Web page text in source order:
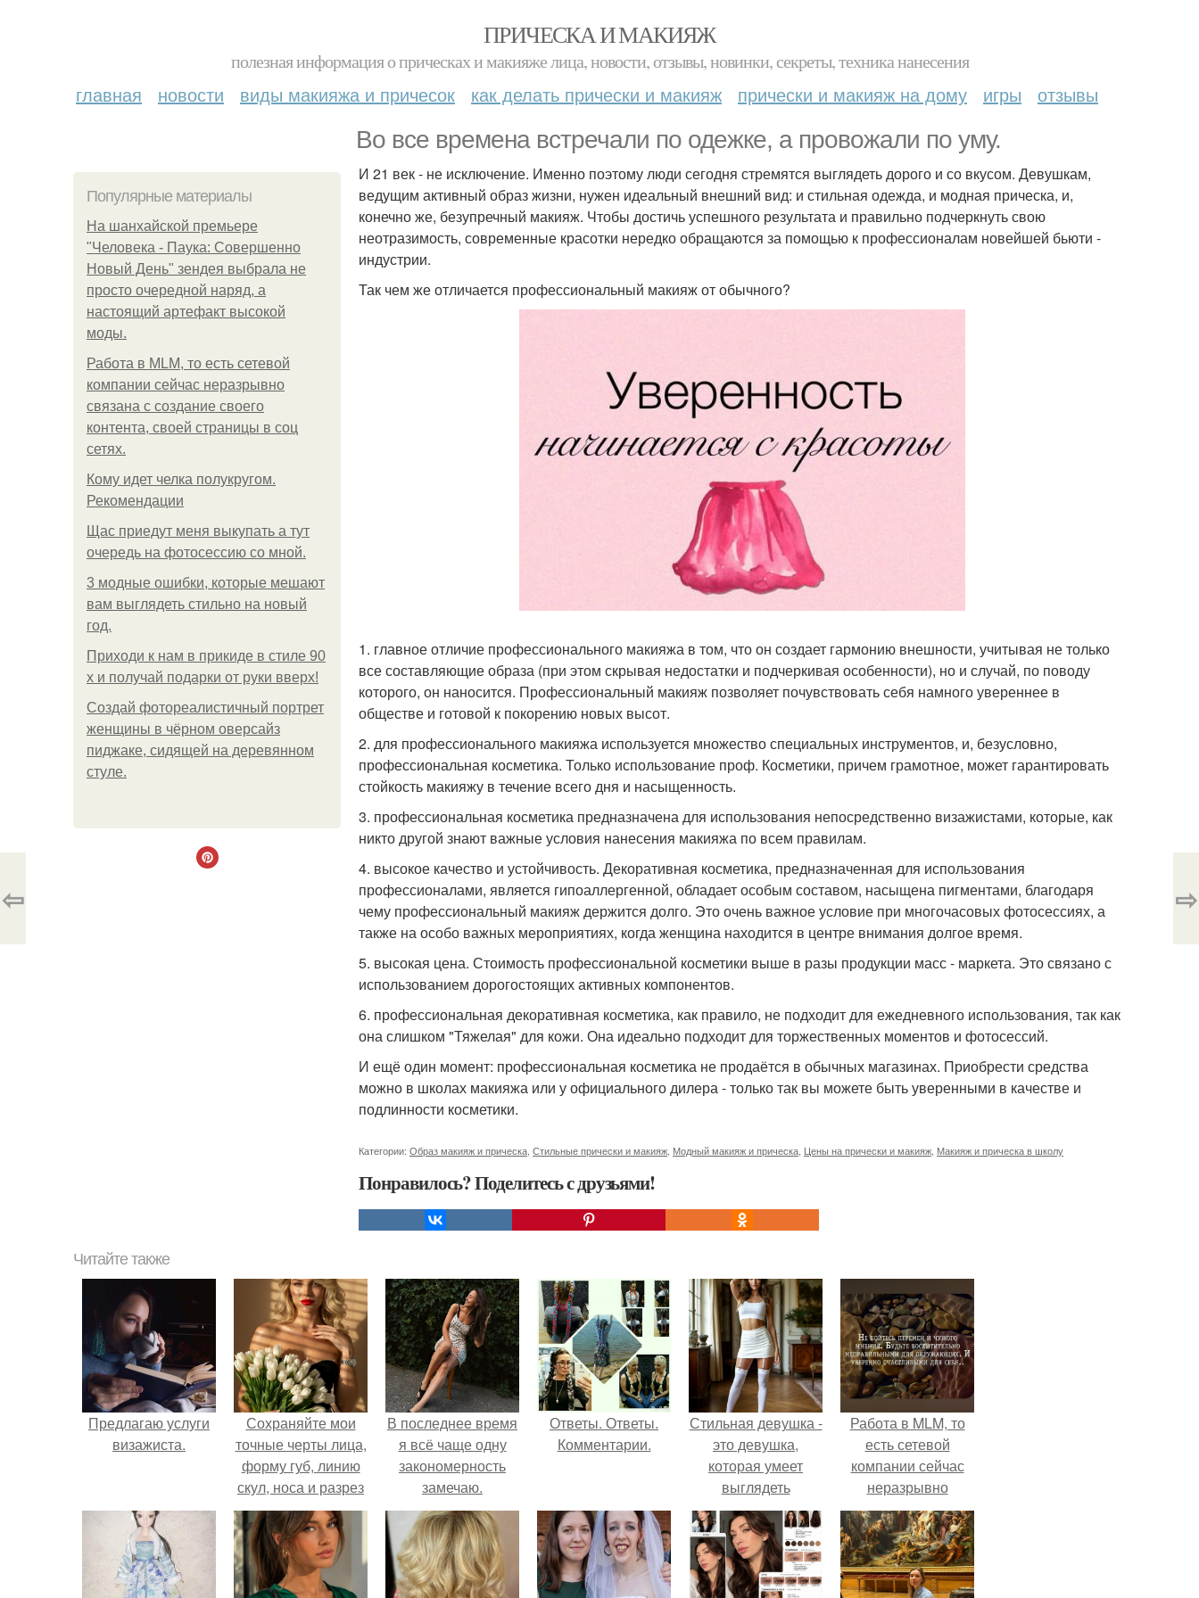
ПРИЧЕСКА И МАКИЯЖ
полезная информация о прическах и макияже лица, новости, отзывы, новинки, секреты, техника нанесения
главная новости виды макияжа и причесок как делать прически и макияж прически и макияж на дому игры отзывы
Во все времена встречали по одежке, а провожали по уму.
Популярные материалы
На шанхайской премьере
"Человека - Паука: Совершенно
Новый День" зендея выбрала не
просто очередной наряд, а
настоящий артефакт высокой
моды.
Работа в MLM, то есть сетевой
компании сейчас неразрывно
связана с создание своего
контента, своей страницы в соц
сетях.
Кому идет челка полукругом.
Рекомендации
Щас приедут меня выкупать а тут
очередь на фотосессию со мной.
3 модные ошибки, которые мешают
вам выглядеть стильно на новый
год.
Приходи к нам в прикиде в стиле 90
х и получай подарки от руки вверх!
Создай фотореалистичный портрет
женщины в чёрном оверсайз
пиджаке, сидящей на деревянном
стуле.
И 21 век - не исключение. Именно поэтому люди сегодня стремятся выглядеть дорого и со вкусом. Девушкам,
ведущим активный образ жизни, нужен идеальный внешний вид: и стильная одежда, и модная прическа, и,
конечно же, безупречный макияж. Чтобы достичь успешного результата и правильно подчеркнуть свою
неотразимость, современные красотки нередко обращаются за помощью к профессионалам новейшей бьюти -
индустрии.
Так чем же отличается профессиональный макияж от обычного?
1. главное отличие профессионального макияжа в том, что он создает гармонию внешности, учитывая не только
все составляющие образа (при этом скрывая недостатки и подчеркивая особенности), но и случай, по поводу
которого, он наносится. Профессиональный макияж позволяет почувствовать себя намного увереннее в
обществе и готовой к покорению новых высот.
2. для профессионального макияжа используется множество специальных инструментов, и, безусловно,
профессиональная косметика. Только использование проф. Косметики, причем грамотное, может гарантировать
стойкость макияжу в течение всего дня и насыщенность.
3. профессиональная косметика предназначена для использования непосредственно визажистами, которые, как
никто другой знают важные условия нанесения макияжа по всем правилам.
4. высокое качество и устойчивость. Декоративная косметика, предназначенная для использования
профессионалами, является гипоаллергенной, обладает особым составом, насыщена пигментами, благодаря
чему профессиональный макияж держится долго. Это очень важное условие при многочасовых фотосессиях, а
также на особо важных мероприятиях, когда женщина находится в центре внимания долгое время.
5. высокая цена. Стоимость профессиональной косметики выше в разы продукции масс - маркета. Это связано с
использованием дорогостоящих активных компонентов.
6. профессиональная декоративная косметика, как правило, не подходит для ежедневного использования, так как
она слишком "Тяжелая" для кожи. Она идеально подходит для торжественных моментов и фотосессий.
И ещё один момент: профессиональная косметика не продаётся в обычных магазинах. Приобрести средства
можно в школах макияжа или у официального дилера - только так вы можете быть уверенными в качестве и
подлинности косметики.
Категории: Образ макияж и прическа Стильные прически и макияж Модный макияж и прическа Цены на прически и макияж Макияж и прическа в школу
Понравилось? Поделитесь с друзьями!
⇦ ⇨
Читайте также
Предлагаю услуги
визажиста.
Сохраняйте мои
точные черты лица,
форму губ, линию
скул, носа и разрез
глаз.
В последнее время
я всё чаще одну
закономерность
замечаю.
Ответы. Ответы.
Комментарии.
Стильная девушка -
это девушка,
которая умеет
выглядеть
привлекательно и
элегантно в любои
ситуации.
Работа в MLM, то
есть сетевой
компании сейчас
неразрывно
связана с создание
своего контента,
своей страницы в
соц сетях.